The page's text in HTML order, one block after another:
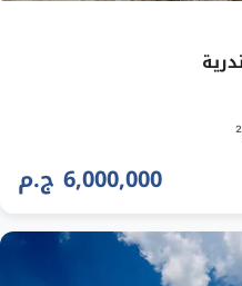
6,000,000 ج.م